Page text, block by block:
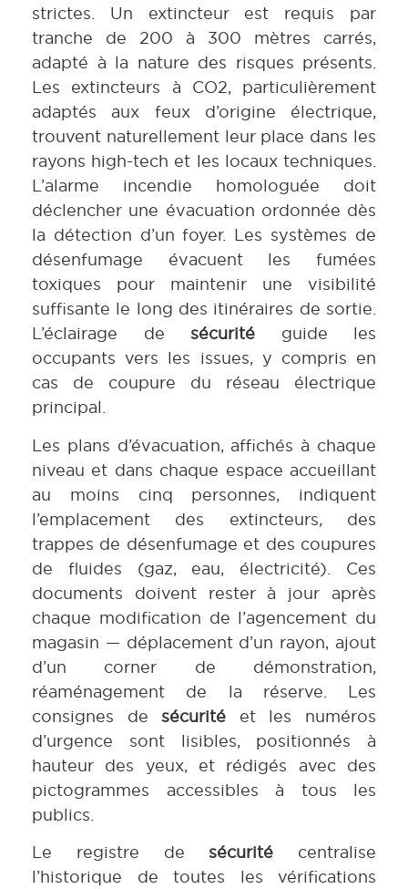
strictes. Un extincteur est requis par
tranche de 200 à 300 mètres carrés,
adapté à la nature des risques présents.
Les extincteurs à CO2, particulièrement
adaptés aux feux d’origine électrique,
trouvent naturellement leur place dans les
rayons high-tech et les locaux techniques.
L’alarme incendie homologuée doit
déclencher une évacuation ordonnée dès
la détection d’un foyer. Les systèmes de
désenfumage évacuent les fumées
toxiques pour maintenir une visibilité
suffisante le long des itinéraires de sortie.
L’éclairage de sécurité guide les
occupants vers les issues, y compris en
cas de coupure du réseau électrique
principal.
Les plans d’évacuation, affichés à chaque
niveau et dans chaque espace accueillant
au moins cinq personnes, indiquent
l’emplacement des extincteurs, des
trappes de désenfumage et des coupures
de fluides (gaz, eau, électricité). Ces
documents doivent rester à jour après
chaque modification de l’agencement du
magasin — déplacement d’un rayon, ajout
d’un corner de démonstration,
réaménagement de la réserve. Les
consignes desécurité et les numéros
d’urgence sont lisibles, positionnés à
hauteur des yeux, et rédigés avec des
pictogrammes accessibles à tous les
publics.
Le registre desécurité centralise
l’historique de toutes les vérifications